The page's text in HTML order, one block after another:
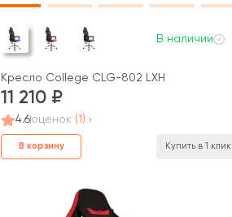
В наличии
Кресло College CLG-802 LXH
11 210
4.6оценок (1)
В корзину Купить в 1 клик